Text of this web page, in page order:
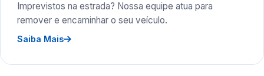
Imprevistos na estrada? Nossa equipe atua para
remover e encaminhar o seu veículo.
Saiba Mais